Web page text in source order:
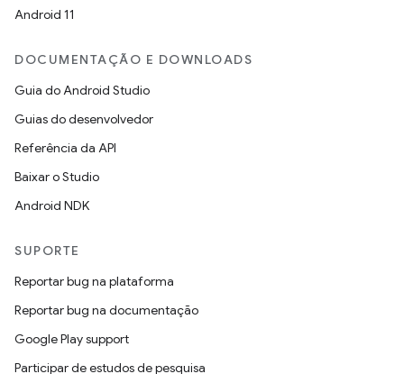
Android 11
DOCUMENTAÇÃO E DOWNLOADS
Guia do Android Studio
Guias do desenvolvedor
Referência da API
Baixar o Studio
Android NDK
SUPORTE
Reportar bug na plataforma
Reportar bug na documentação
Google Play support
Participar de estudos de pesquisa